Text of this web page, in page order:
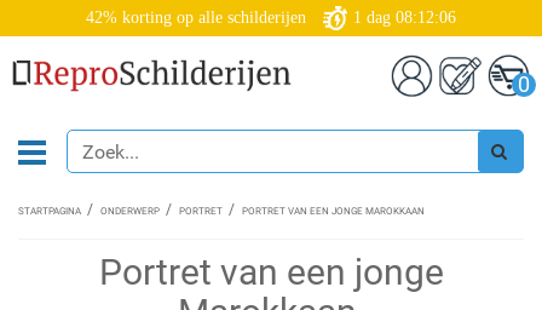
42% korting op alle schilderijen 1 dag 08:12:06
0
STARTPAGINA ONDERWERP PORTRET PORTRET VAN EEN JONGE MAROKKAAN
Portret van een jonge